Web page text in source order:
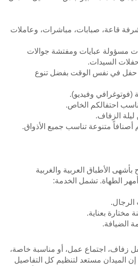
قاعة، صبابات، مباشرات، وعاملات
مسؤولة عبايات ومفتشة جوالات
السيدات.
حفل في نفس الوقت بفضل تنوع
(فوتوغرافي وفيديو).
احتفالكم الخاص.
الزفاف.
متنوعة تناسب جميع الأذواق.
الأطباق العربية والغربية
الطهاة. تشمل الخدمة:
مختارة بعناية.
الضيافة.
زفاف، اجتماع عمل، أو مناسبة خاصة،
الميدان مستعد لتنظيم كل التفاصيل